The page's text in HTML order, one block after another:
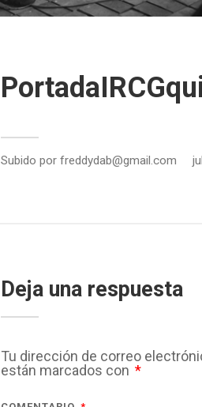
Subido por freddydab@gmail.com
Deja una respuesta
Tu dirección de correo
están marcados con *